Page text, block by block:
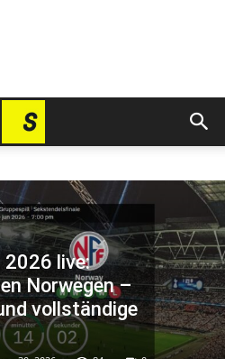
live:
Norwegen –
vollständige